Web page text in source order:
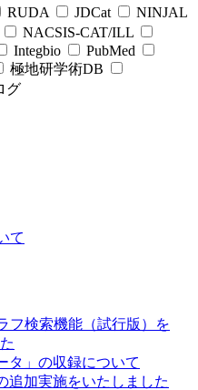
RUDA JDCat
NINJAL
NACSIS-CAT/ILL
Integbio
PubMed
極地研学術DB
グ
て
フ検索機能（試行版）を
タ」の収録について
追加実施をいたしました